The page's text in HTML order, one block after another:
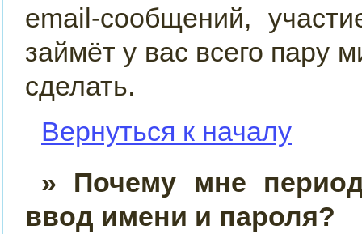
email-сообщений,
займёт у вас всего пару
сделать.
Вернуться к началу
» Почему мне
ввод имени и пароля?